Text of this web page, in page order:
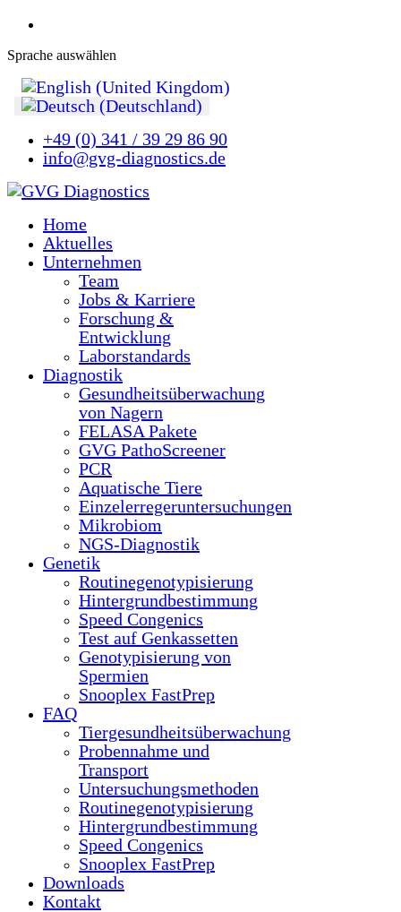
Sprache auswählen
+49 (0) 341 / 39 29 86 90
info@gvg-diagnostics.de
Home
Aktuelles
Unternehmen
Team
Jobs & Karriere
Forschung &
Entwicklung
Laborstandards
Diagnostik
Gesundheitsüberwachung
von Nagern
FELASA Pakete
GVG PathoScreener
PCR
Aquatische Tiere
Einzelerregeruntersuchungen
Mikrobiom
NGS-Diagnostik
Genetik
Routinegenotypisierung
Hintergrundbestimmung
Speed Congenics
Test auf Genkassetten
Genotypisierung von
Spermien
Snooplex FastPrep
FAQ
Tiergesundheitsüberwachung
Probennahme und
Transport
Untersuchungsmethoden
Routinegenotypisierung
Hintergrundbestimmung
Speed Congenics
Snooplex FastPrep
Downloads
Kontakt